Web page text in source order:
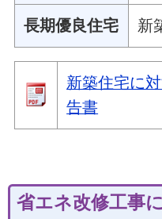
長期優良住宅 新
新築住宅に
告書
省エネ改修工事